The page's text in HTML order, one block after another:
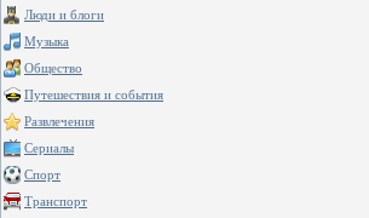
Люди и блоги
Музыка
Общество
Путешествия и события
Развлечения
Сериалы
Спорт
Транспорт